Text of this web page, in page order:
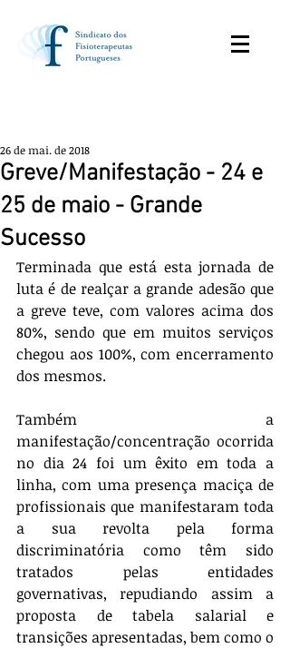
Greve/Manifestação - 24 e
25 de maio - Grande
Sucesso
26 de mai. de 2018
Terminada que está esta jornada de
luta é de realçar a grande adesão que
a greve teve, com valores acima dos
80%, sendo que em muitos serviços
chegou aos 100%, com encerramento
dos mesmos.
Também a
manifestação/concentração ocorrida
no dia 24 foi um êxito em toda a
linha, com uma presença maciça de
profissionais que manifestaram toda
a sua revolta pela forma
discriminatória como têm sido
tratados pelas entidades
governativas, repudiando assim a
proposta de tabela salarial e
transições apresentadas, bem como o